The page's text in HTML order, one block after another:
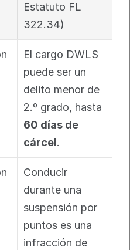
Estatuto FL
322.34)
El cargo DWLS
puede ser un
delito menor de
60 días de
cárcel.
Conducir
durante una
suspensión por
puntos es una
infracción de